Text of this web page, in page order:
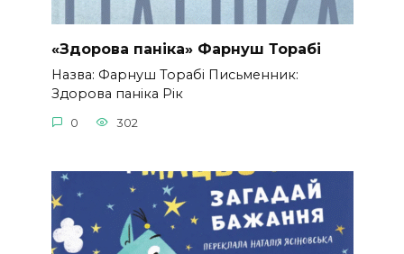
«Здорова паніка» Фарнуш Торабі
Назва: Фарнуш Торабі Письменник:
Здорова паніка Рік
0 302